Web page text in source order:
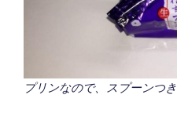
プリンなので、スプーンつき